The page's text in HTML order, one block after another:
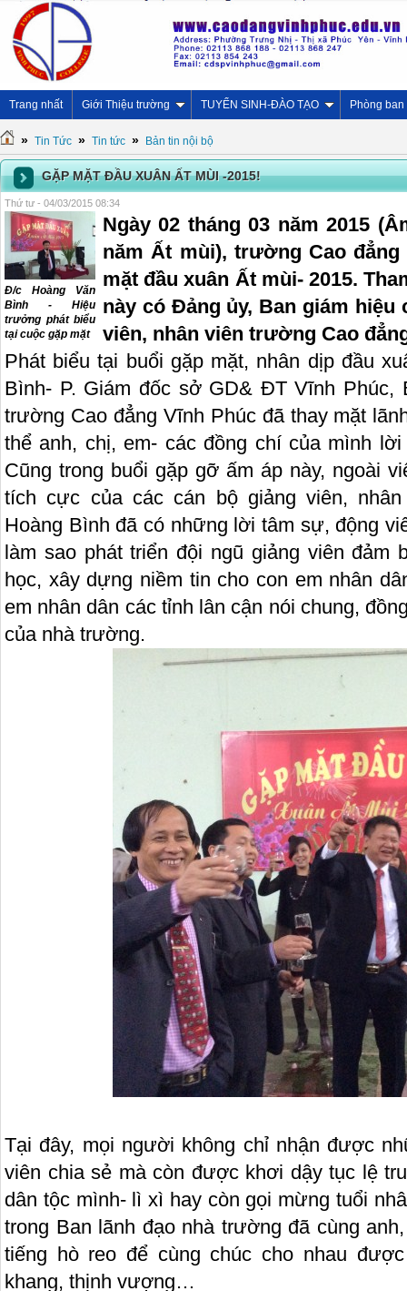
Trang nhất Giới Thiệu trường TUYỂN SINH-ĐÀO TẠO Phòng ban
» Tin Tức » Tin tức » Bản tin nội bộ
GẶP MẶT ĐẦU XUÂN ẤT MÙI -2015!
Thứ tư - 04/03/2015 08:34
Đ/c Hoàng Văn
Bình - Hiệu
trưởng phát biểu
tại cuộc gặp mặt
Ngày 02 tháng 03 năm 2015
năm Ất mùi), trường Cao
mặt đầu xuân Ất mùi- 2015.
này có Đảng ủy, Ban giám hiệu
viên, nhân viên trường Cao
Phát biểu tại buổi gặp mặt, nhân dịp đầu
Bình- P. Giám đốc sở GD& ĐT Vĩnh
trường Cao đẳng Vĩnh Phúc đã thay mặt
thể anh, chị, em- các đồng chí của mình
Cũng trong buổi gặp gỡ ấm áp này, ngoài
tích cực của các cán bộ giảng viên,
Hoàng Bình đã có những lời tâm sự, động
làm sao phát triển đội ngũ giảng viên đảm
học, xây dựng niềm tin cho con em nhân
em nhân dân các tỉnh lân cận nói chung,
của nhà trường.
Tại đây, mọi người không chỉ nhận được
viên chia sẻ mà còn được khơi dậy tục lệ
dân tộc mình- lì xì hay còn gọi mừng tuổi
trong Ban lãnh đạo nhà trường đã cùng
tiếng hò reo để cùng chúc cho nhau
khang, thịnh vượng…